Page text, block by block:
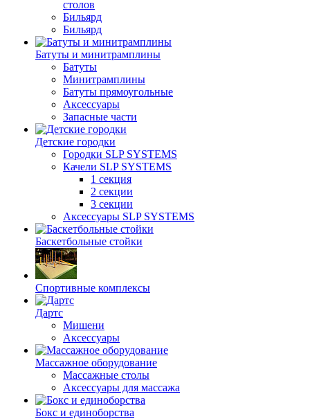
столов
Бильяpд
Бильяpд
Батуты и минитрамплины
Батуты
Минитрамплины
Батуты прямоугольные
Аксессуары
Запасные части
Детские городки
Городки SLP SYSTEMS
Качели SLP SYSTEMS
1 секция
2 секции
3 секции
Аксессуары SLP SYSTEMS
Баскетбольные стойки
Спортивные комплексы
Дартс
Мишени
Аксессуары
Массажное оборудование
Массажные столы
Аксессуары для массажа
Бокс и единоборства